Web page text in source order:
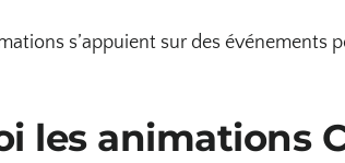
s’appuient sur des
les animations